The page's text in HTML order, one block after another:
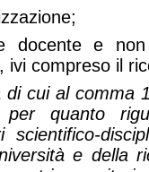
docente e
compreso il
cui al comma
per quanto
e della